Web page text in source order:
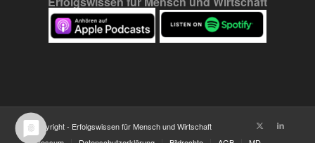
© Copyright - Erfolgswissen für Mensch und Wirtschaft